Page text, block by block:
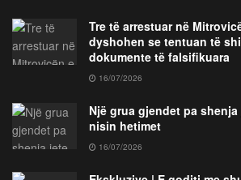
Tre të arrestuar në
dyshohen se tentuan të
dokumente të falsifikuara
16/07/2026
Një grua gjendet pa
nisin hetimet
16/07/2026